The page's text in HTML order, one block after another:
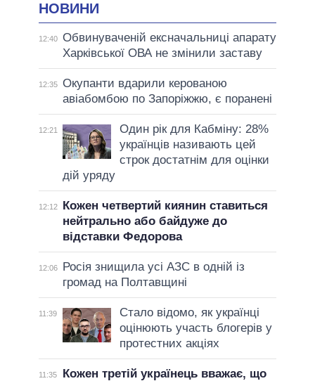
НОВИНИ
12:40 Обвинуваченій ексначальниці апарату
Харківської ОВА не змінили заставу
12:35 Окупанти вдарили керованою
авіабомбою по Запоріжжю, є поранені
12:21
Один рік для Кабміну: 28%
українців називають цей
строк достатнім для оцінки
дій уряду
12:12
Кожен четвертий киянин ставиться
нейтрально або байдуже до
відставки Федорова
12:06
Росія знищила усі АЗС в одній із
громад на Полтавщині
11:39
Стало відомо, як українці
оцінюють участь блогерів у
протестних акціях
11:35
Кожен третій українець вважає, що